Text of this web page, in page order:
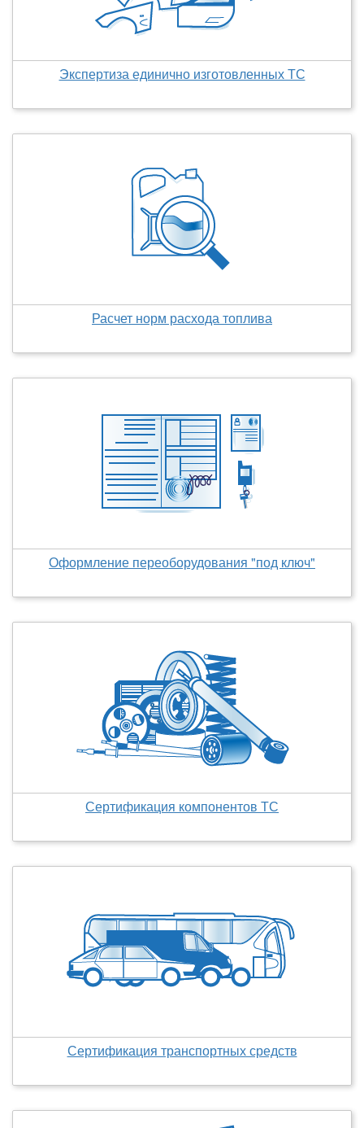
Экспертиза единично изготовленных ТС
Расчет норм расхода топлива
Оформление переоборудования "под ключ"
Сертификация компонентов ТС
Сертификация транспортных средств